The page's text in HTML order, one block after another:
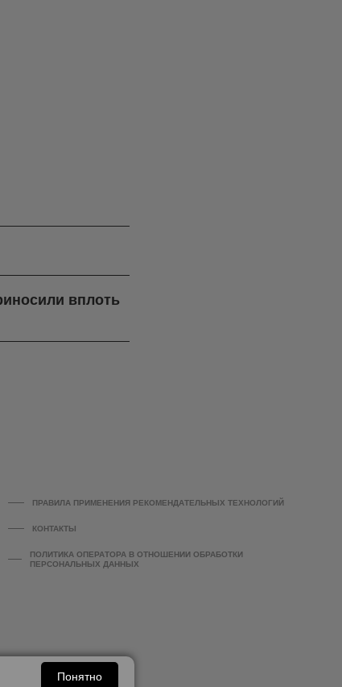
вплоть
ПРАВИЛА ПРИМЕНЕНИЯ РЕКОМЕНДАТЕЛЬНЫХ ТЕХНОЛОГИЙ
КОНТАКТЫ
ПОЛИТИКА ОПЕРАТОРА В ОТНОШЕНИИ ОБРАБОТКИ
ПЕРСОНАЛЬНЫХ ДАННЫХ
Понятно